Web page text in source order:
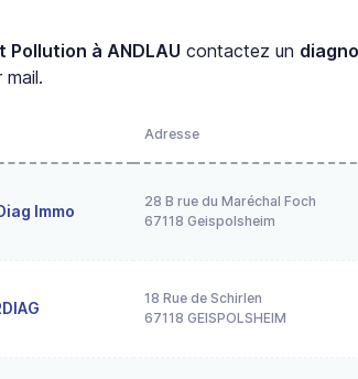
à ANDLAU contactez un
Adresse
Immo
28 B rue du Maréchal Foch
67118 Geispolsheim
18 Rue de Schirlen
67118 GEISPOLSHEIM